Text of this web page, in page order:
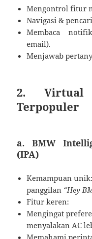
Mengontrol fitur
Navigasi &
Membaca
email).
Menjawab
2. Virtual
Terpopuler
a. BMW
(IPA)
Kemampuan
panggilan “Hey
Fitur keren:
Mengingat
menyalakan AC
Memahami